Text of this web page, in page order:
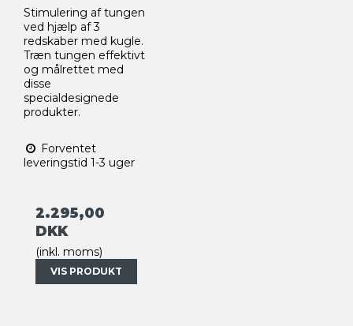
Stimulering af tungen
ved hjælp af 3
redskaber med kugle.
Træn tungen effektivt
og målrettet med
disse
specialdesignede
produkter.
Forventet
leveringstid 1-3 uger
2.295,00
DKK
(inkl. moms)
VIS PRODUKT